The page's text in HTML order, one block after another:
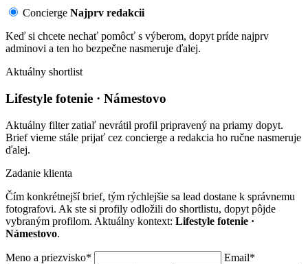
Concierge Najprv redakcii
Keď si chcete nechať pomôcť s výberom, dopyt príde najprv
adminovi a ten ho bezpečne nasmeruje ďalej.
Aktuálny shortlist
Lifestyle fotenie · Námestovo
Aktuálny filter zatiaľ nevrátil profil pripravený na priamy dopyt.
Brief vieme stále prijať cez concierge a redakcia ho ručne nasmeruje
ďalej.
Zadanie klienta
Čím konkrétnejší brief, tým rýchlejšie sa lead dostane k správnemu
fotografovi. Ak ste si profily odložili do shortlistu, dopyt pôjde
vybraným profilom. Aktuálny kontext: Lifestyle fotenie ·
Námestovo.
Meno a priezvisko*
Email*